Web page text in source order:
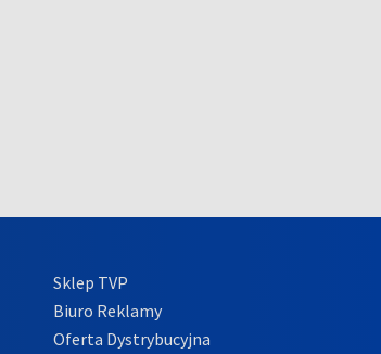
Sklep TVP
Biuro Reklamy
Oferta Dystrybucyjna